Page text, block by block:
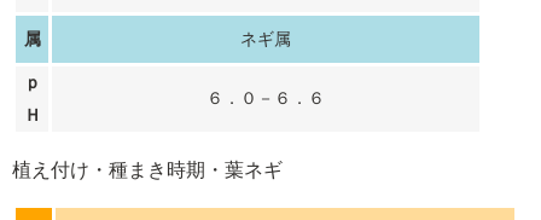
属 ネギ属
ｐ
Ｈ
６．０－６．６
植え付け・種まき時期・葉ネギ